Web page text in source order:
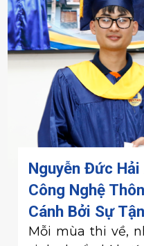
Nguyễn Đức
Công Nghệ
Cánh Bởi Sự
Mỗi mùa thi về,